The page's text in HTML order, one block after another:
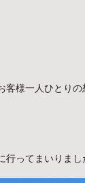
様一人ひとり
行ってまいりまし